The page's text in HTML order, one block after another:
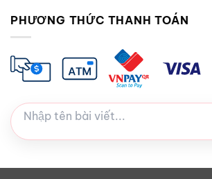
PHƯƠNG THỨC THANH TOÁN